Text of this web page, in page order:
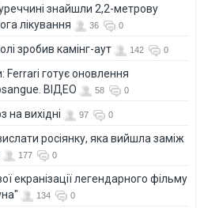
знайшли 2,2-метрову
лікування
36 0
зробив камінг-аут 142 0
Ferrari готує оновлення
ВІДЕО
58 0
на вихідні 97 0
росіянку, яка вийшла заміж
177 0
екранізації легендарного фільму
134 0